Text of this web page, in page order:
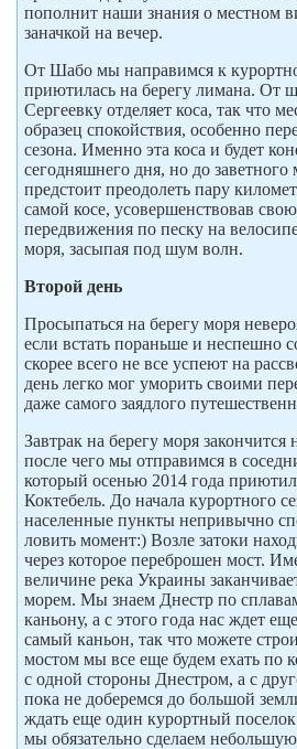
пополнит наши знания о местном
заначкой на вечер.
От Шабо мы направимся к
приютилась на берегу лимана. От
Сергеевку отделяет коса, так что
образец спокойствия, особенно
сезона. Именно эта коса и будет
сегодняшнего дня, но до
предстоит преодолеть пару
самой косе, усовершенствовав
передвижения по песку на
моря, засыпая под шум волн.
Второй день
Просыпаться на берегу моря
если встать пораньше и неспешно
скорее всего не все успеют на
день легко мог уморить своими
даже самого заядлого
Завтрак на берегу моря
после чего мы отправимся в
который осенью 2014 года
Коктебель. До начала курортного
населенные пункты непривычно
ловить момент:) Возле затоки
через которое переброшен мост.
величине река Украины
морем. Мы знаем Днестр по
каньону, а с этого года нас ждет
самый каньон, так что можете
мостом мы все еще будем ехать по
с одной стороны Днестром, а с
пока не доберемся до большой
ждать еще один курортный
мы обязательно сделаем небольшую